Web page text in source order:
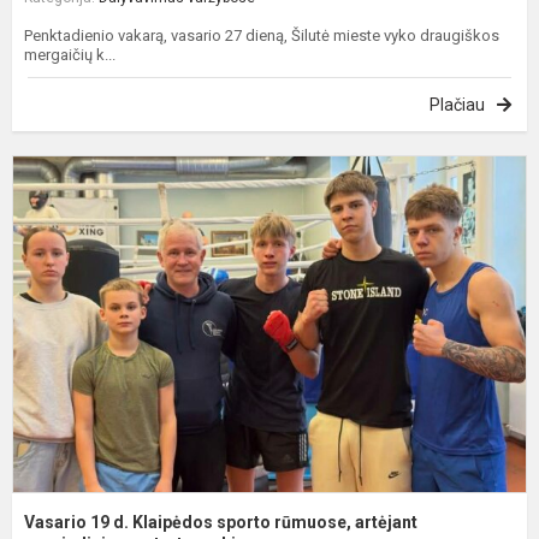
Penktadienio vakarą, vasario 27 dieną, Šilutė mieste vyko draugiškos
mergaičių k...
Plačiau
Vasario 19 d. Klaipėdos sporto rūmuose, artėjant